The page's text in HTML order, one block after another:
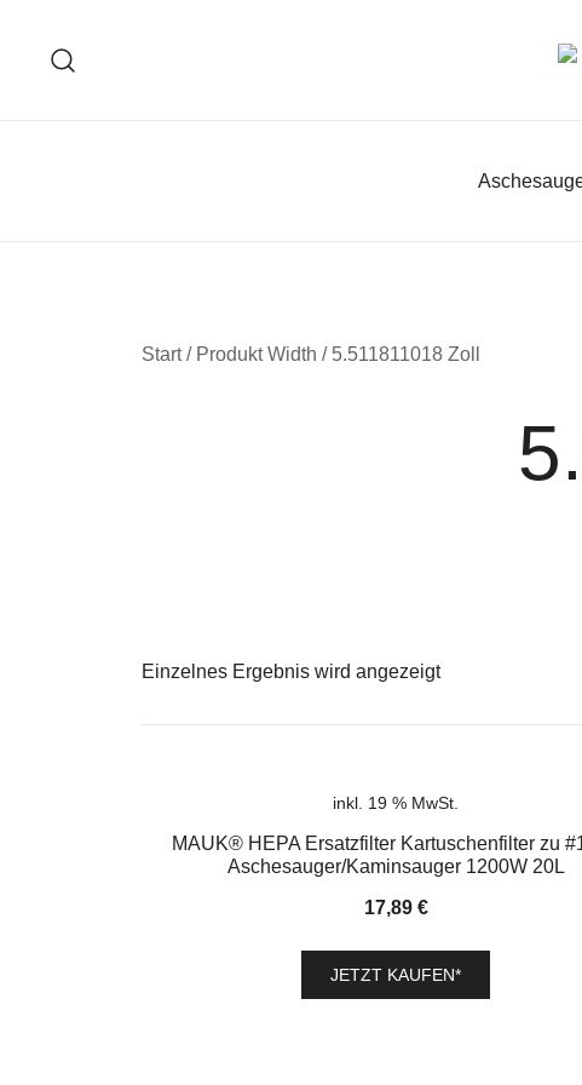
springen
Start/ Produkt Width / 5.511811018 Zoll
Einzelnes Ergebnis wird angezeigt
inkl. 19 % MwSt.
MAUK® HEPA Ersatzfilter Kartuschenfilter zu
Aschesauger/Kaminsauger 1200W 20L
17,89 €
JETZT KAUFEN*